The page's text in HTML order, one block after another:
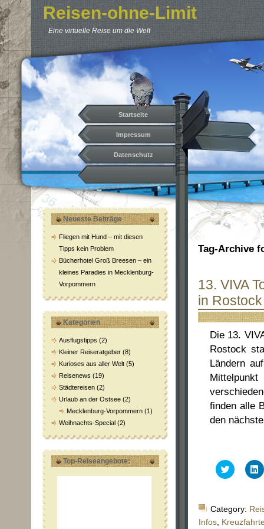
Reisen-ohne-Limit
Eine virtuelle Reise um die Welt
Startseite
Impressum
Datenschutz
Neueste Beiträge
Fliegen mit Hund – mit diesen
Tipps kein Problem
Bücherhotel Groß Breesen – ein
kleines Paradies in Mecklenburg-
Vorpommern
Kategorien
Ausflugstipps (2)
Kleiner Reiseratgeber (8)
Kurioses aus aller Welt (5)
Reisenews (19)
Städtereisen (2)
Urlaub an der Ostsee (2)
Mecklenburg-Vorpommern (1)
Weihnachts-Special (2)
Top-Reiseangebote:
Tag-Archive
13. VIVA
in Rostock
Die 13.
Rostock
Ländern
finden alle
den
Klick,
um
teilen
(Wird
in
Category:
Infos